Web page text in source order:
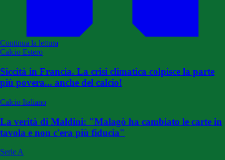
Continua la lettura
Calcio Estero
Siccità in Francia. La crisi climatica colpisce la parte
più povera... anche del calcio!
Calcio Italiano
La verità di Maldini: "Malagò ha cambiato le carte in
tavola e non c'era più fiducia"
Serie A